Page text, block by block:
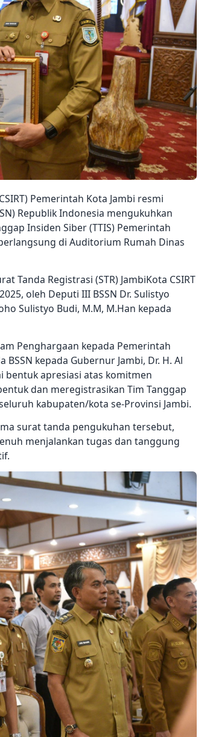
Pemerintah Kota Jambi resmi
Republik Indonesia mengukuhkan
Insiden Siber (TTIS) Pemerintah
di Auditorium Rumah Dinas
Tanda Registrasi (STR) JambiKota CSIRT
oleh Deputi III BSSN Dr. Sulistyo
Sulistyo Budi, M.M, M.Han kepada
Penghargaan kepada Pemerintah
kepada Gubernur Jambi, Dr. H. Al
bentuk apresiasi atas komitmen
dan meregistrasikan Tim Tanggap
kabupaten/kota se-Provinsi Jambi.
surat tanda pengukuhan tersebut,
menjalankan tugas dan tanggung